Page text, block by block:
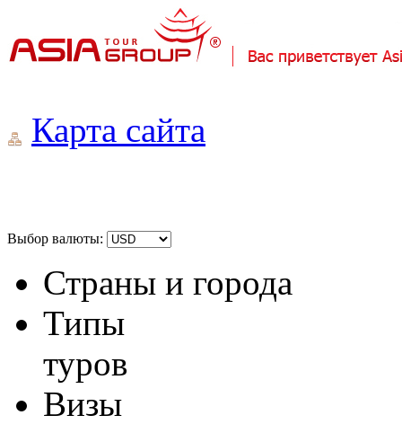
Карта сайта
Выбор валюты:
Страны и города
Типы
туров
Визы